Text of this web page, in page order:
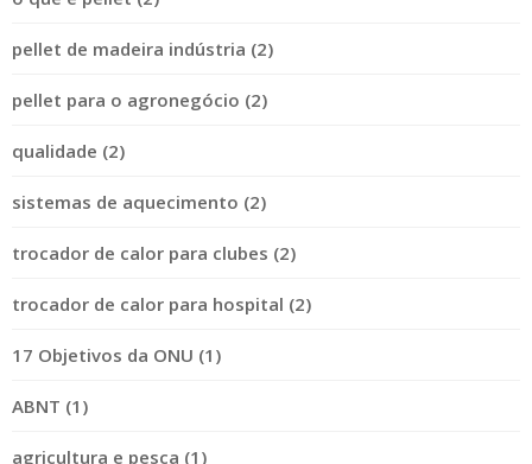
pellet de madeira indústria (2)
pellet para o agronegócio (2)
qualidade (2)
sistemas de aquecimento (2)
trocador de calor para clubes (2)
trocador de calor para hospital (2)
17 Objetivos da ONU (1)
ABNT (1)
agricultura e pesca (1)